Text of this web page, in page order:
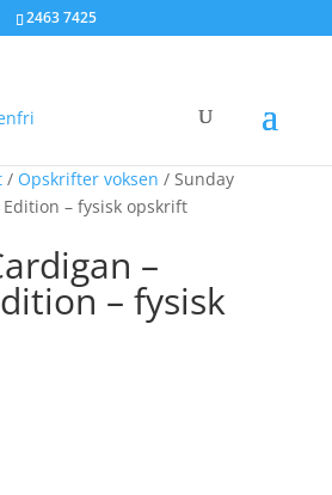
2463 7425
/ Opskrifter voksen / Sunday
– fysisk opskrift
–
– fysisk